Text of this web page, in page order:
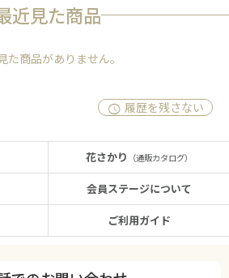
近見た商品
た商品がありません。
履歴を残さない
花さかり （通販カタログ）
会員ステージについて
ご利用ガイド